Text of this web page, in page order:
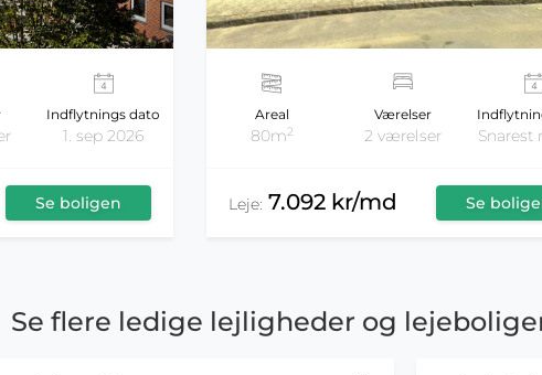
Indflytnings dato
1. sep 2026
Se boligen
Areal
80m2
Værelser
2 værelser
Leje: 7.092 kr/md Se
Se flere ledige lejligheder og